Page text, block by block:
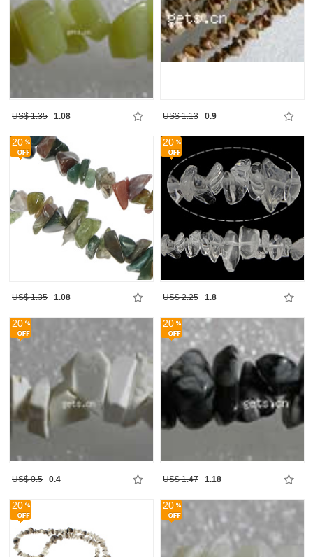
US$ 1.35 1.08 US$ 1.13 0.9
20
US$ 1.35 1.08
20
US$ 2.25 1.8
20
US$ 0.5 0.4
20
US$ 1.47 1.18
20 20